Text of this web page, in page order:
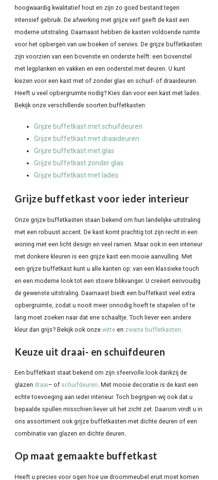
hoogwaardig kwalitatief hout en zijn zo goed bestand tegen
intensief gebruik. De afwerking met grijze verf geeft de kast een
moderne uitstraling. Daarnaast hebben de kasten voldoende ruimte
voor het opbergen van uw boeken of servies. De grijze buffetkasten
zijn voorzien van een bovenste en onderste helft: een bovenstel
met legplanken en vakken en een onderstel met deuren. U kunt
kiezen voor een kast met of zonder glas en schuif- of draaideuren.
Heeft u veel opbergruimte nodig? Kies dan voor een kast met lades.
Bekijk onze verschillende soorten buffetkasten:
Grijze buffetkast met schuifdeuren
Grijze buffetkast met draaideuren
Grijze buffetkast met glas
Grijze buffetkast zonder glas
Grijze buffetkast met lades
Grijze buffetkast voor ieder interieur
Onze grijze buffetkasten staan bekend om hun landelijke uitstraling
met een robuust accent. De kast komt prachtig tot zijn recht in een
woning met een licht design en veel ramen. Maar ook in een interieur
met donkere kleuren is een grijze kast een mooie aanvulling. Met
een grijze buffetkast kunt u alle kanten op: van een klassieke touch
en een moderne look tot een stoere blikvanger. U creëert eenvoudig
de gewenste uitstraling. Daarnaast biedt een buffetkast veel extra
opbergruimte, zodat u nooit meer onnodig hoeft te stapelen of te
lang moet zoeken naar dat ene schaaltje. Toch liever een andere
kleur dan grijs? Bekijk ook onze witte en zwarte buffetkasten
Keuze uit draai- en schuifdeuren
Een buffetkast staat bekend om zijn sfeervolle look dankzij de
glazen draai– of schuifdeuren. Met mooie decoratie is de kast een
echte toevoeging aan ieder interieur. Toch begrijpen wij ook dat u
bepaalde spullen misschien liever uit het zicht zet. Daarom vindt u in
ons assortiment ook grijze buffetkasten met dichte deuren of een
combinatie van glazen en dichte deuren.
Op maat gemaakte buffetkast
Heeft u precies voor ogen hoe uw droommeubel eruit moet komen